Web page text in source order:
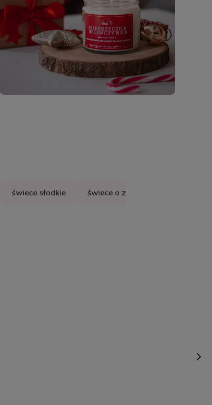
świece słodkie świece o zapachu alkoholu